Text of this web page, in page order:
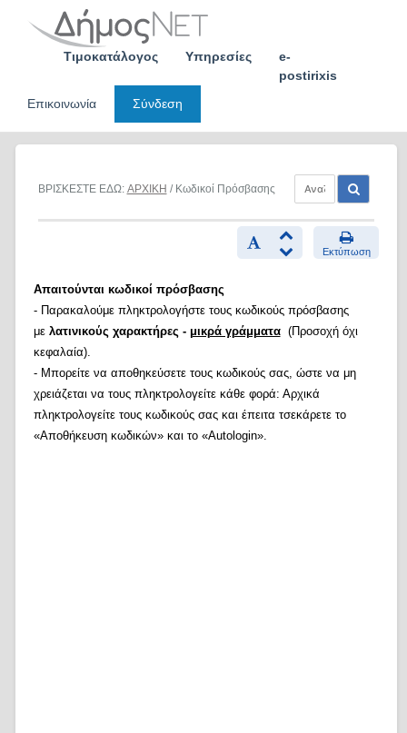
Τιμοκατάλογος Υπηρεσίες
e-
postirixis
Επικοινωνία
Σύνδεση
ΒΡΙΣΚΕΣΤΕ ΕΔΩ: ΑΡΧΙΚΗ / Κωδικοί Πρόσβασης
Εκτύπωση
Απαιτούνται κωδικοί πρόσβασης
- Παρακαλούμε πληκτρολογήστε τους κωδικούς πρόσβασης
με λατινικούς χαρακτήρες - μικρά γράμματα(Προσοχή όχι
κεφαλαία).
- Μπορείτε να αποθηκεύσετε τους κωδικούς σας, ώστε να μη
χρειάζεται να τους πληκτρολογείτε κάθε φορά: Αρχικά
πληκτρολογείτε τους κωδικούς σας και έπειτα τσεκάρετε το
«Αποθήκευση κωδικών» και το «Autologin».